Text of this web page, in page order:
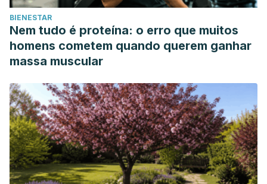
BIENESTAR
Nem tudo é proteína: o erro que muitos
homens cometem quando querem ganhar
massa muscular